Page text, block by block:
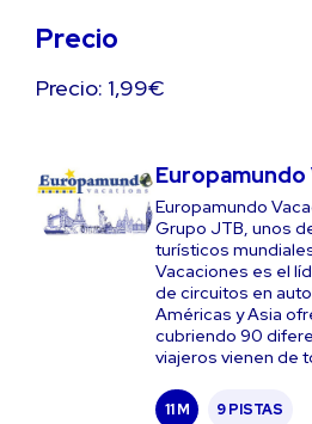
Precio
Precio: 1,99€
Europamundo
Europamundo
Grupo JTB, unos
turísticos
Vacaciones es el
de circuitos en
Américas y Asia
cubriendo 90
viajeros vienen de
11 M 9 PISTAS